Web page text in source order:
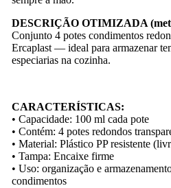
DESCRIÇÃO OTIMIZADA
Conjunto 4 potes condimentos
Ercaplast — ideal para armazenar
especiarias na cozinha.
CARACTERÍSTICAS:
• Capacidade: 100 ml cada pote
• Contém: 4 potes redondos
• Material: Plástico PP resistente
• Tampa: Encaixe firme
• Uso: organização e
condimentos